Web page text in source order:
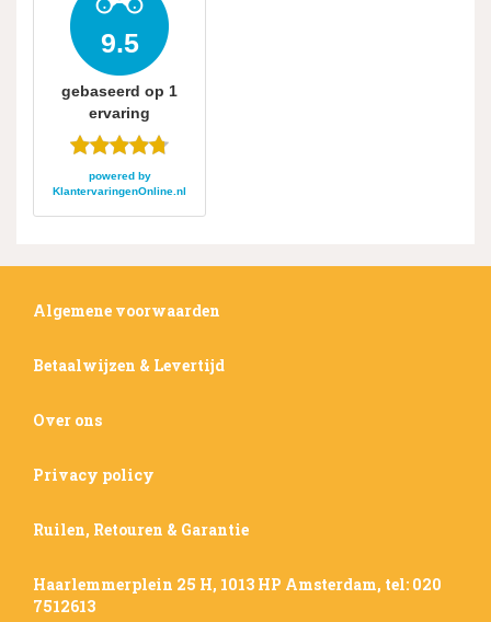
9.5
gebaseerd op 1
ervaring
powered by
KlantervaringenOnline.nl
Algemene voorwaarden
Betaalwijzen & Levertijd
Over ons
Privacy policy
Ruilen, Retouren & Garantie
Haarlemmerplein 25 H, 1013 HP Amsterdam, tel: 020
7512613